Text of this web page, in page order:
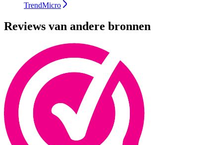
TrendMicro
Reviews van andere bronnen